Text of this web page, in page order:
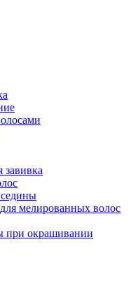
завивка
седины
мелированных волос
при окрашивании